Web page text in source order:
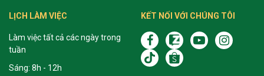
LỊCH LÀM VIỆC
Làm việc tất cả các ngày trong
tuần
Sáng: 8h - 12h
KẾT NỐI VỚI CHÚNG TÔI